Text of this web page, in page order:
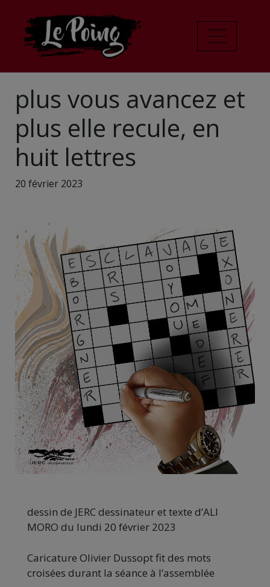
plus vous avancez et
plus elle recule, en
huit lettres
20 février 2023
dessin de JERC dessinateur et texte d’ALI
MORO du lundi 20 février 2023
Caricature Olivier Dussopt fit des mots
croisées durant la séance à l’assemblée